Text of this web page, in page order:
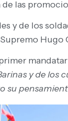
las
y de los
Hugo
y de los
su